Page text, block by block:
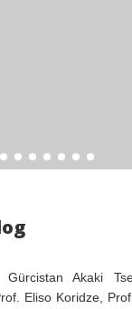
Akaki
Eliso Koridze,